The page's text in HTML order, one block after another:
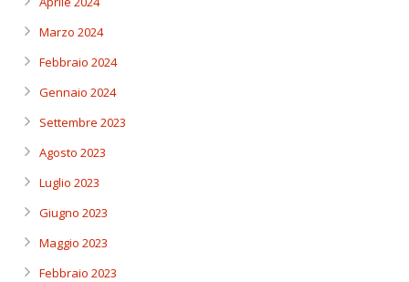
Marzo 2024
Febbraio 2024
Gennaio 2024
Settembre 2023
Agosto 2023
Luglio 2023
Giugno 2023
Maggio 2023
Febbraio 2023